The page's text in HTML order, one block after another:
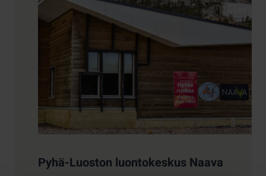
Pyhä-Luoston luontokeskus Naava